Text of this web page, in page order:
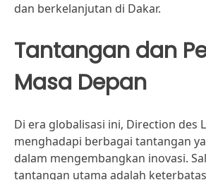
dan berkelanjutan di Dakar.
Tantangan dan
Masa Depan
Di era globalisasi ini, Direction des
menghadapi berbagai tantangan
dalam mengembangkan inovasi.
tantangan utama adalah